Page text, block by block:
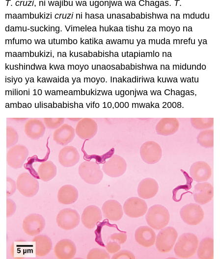
T.cruzi, ni wajibu wa ugonjwa wa Chagas. T.
maambukizicruzini hasa unasababishwa na mdudu
damu-sucking. Vimelea hukaa tishu za moyo na
mfumo wa utumbo katika awamu ya muda mrefu ya
maambukizi, na kusababisha utapiamlo na
kushindwa kwa moyo unaosababishwa na midundo
isiyo ya kawaida ya moyo. Inakadiriwa kuwa watu
milioni 10 wameambukizwa ugonjwa wa Chagas,
ambao ulisababisha vifo 10,000 mwaka 2008.